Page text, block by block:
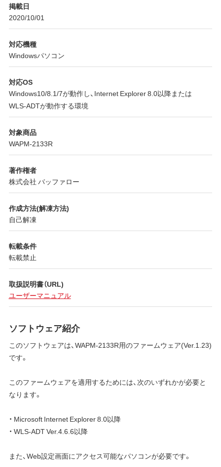
掲載日
2020/10/01
対応機種
Windowsパソコン
対応OS
Windows10/8.1/7が動作し、Internet Explorer 8.0以降または
WLS-ADTが動作する環境
対象商品
WAPM-2133R
著作権者
株式会社 バッファロー
作成方法(解凍方法)
自己解凍
転載条件
転載禁止
取扱説明書（URL)
ユーザーマニュアル
ソフトウェア紹介
このソフトウェアは、WAPM-2133R用のファームウェア(Ver.1.23)
です。
このファームウェアを適用するためには、次のいずれかが必要と
なります。
・ Microsoft Internet Explorer 8.0以降
・ WLS-ADT Ver.4.6.6以降
また、Web設定画面にアクセス可能なパソコンが必要です。